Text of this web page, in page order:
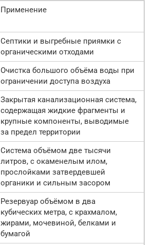
Применение
Септики и выгребные приямки с
органическими отходами
Очистка большого объёма воды при
ограничении доступа воздуха
Закрытая канализационная система,
содержащая жидкие фрагменты и
крупные компоненты, выводимые
за предел территории
Система объёмом две тысячи
литров, с окаменелым илом,
прослойками затвердевшей
органики и сильным засором
Резервуар объёмом в два
кубических метра, с крахмалом,
жирами, мочевиной, белками и
бумагой